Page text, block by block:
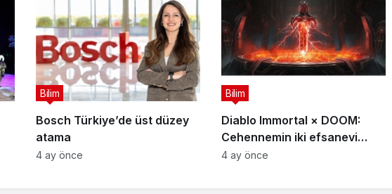
Yarışmasını Başlattı
Bosch Türkiye’de üst düzey
atama
Bilim
4 ay önce
Diablo Immortal × DOOM:
Cehennemin iki efsanevi
vizyonu birleşiyor
Bilim
4 ay önce